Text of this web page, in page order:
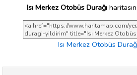
Isı Merkez Otobüs Durağı
Isı Merkez Otobüs